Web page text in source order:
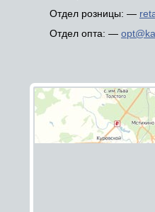
Отдел розницы: —
Отдел опта: —